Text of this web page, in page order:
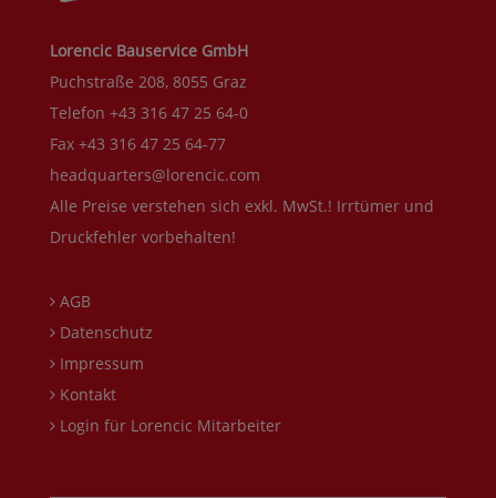
Lorencic Bauservice GmbH
Puchstraße 208, 8055 Graz
Telefon +43 316 47 25 64-0
Fax +43 316 47 25 64-77
headquarters@lorencic.com
Alle Preise verstehen sich exkl. MwSt.! Irrtümer und
Druckfehler vorbehalten!
AGB
Datenschutz
Impressum
Kontakt
Login für Lorencic Mitarbeiter